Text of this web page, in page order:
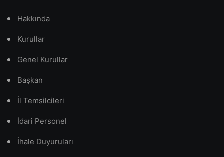
Hakkında
Kurullar
Genel Kurullar
Başkan
İl Temsilcileri
İdari Personel
İhale Duyuruları